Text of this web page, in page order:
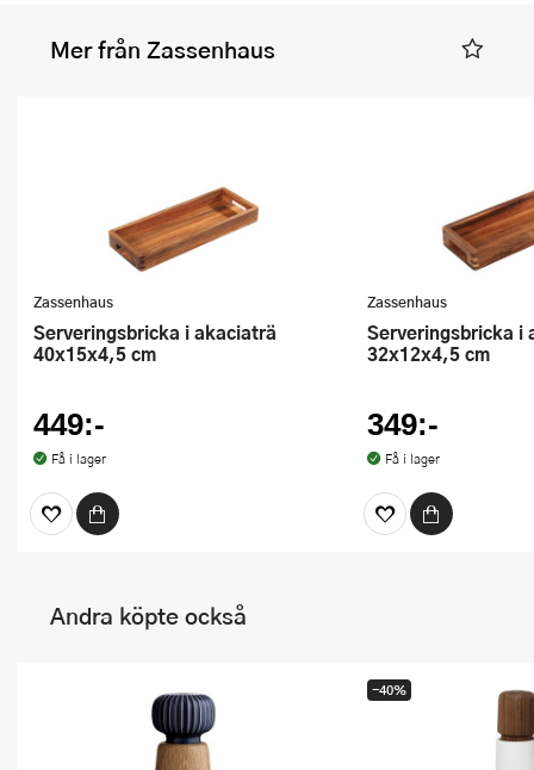
Mer från Zassenhaus
Zassenhaus
Serveringsbricka i akaciaträ
40x15x4,5 cm
449:-
Få i lager
Zassenhaus
Serveringsbricka i akaciaträ
32x12x4,5 cm
349:-
Få i lager
Andra köpte också
-40%